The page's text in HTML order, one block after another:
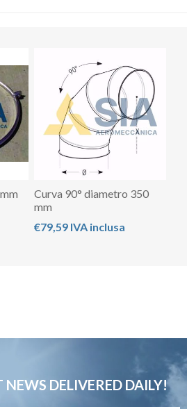
Curva 90° diametro 350
mm
€79,59 IVA inclusa
NEWS DELIVERED DAILY!